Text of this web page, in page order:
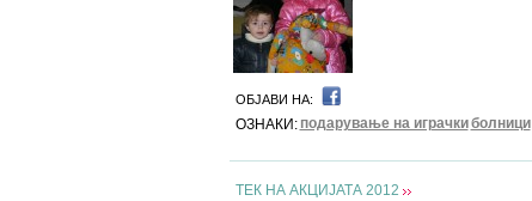
ОБЈАВИ НА:
ОЗНАКИ: подарување на играчкиболници
ТЕК НА АКЦИЈАТА 2012